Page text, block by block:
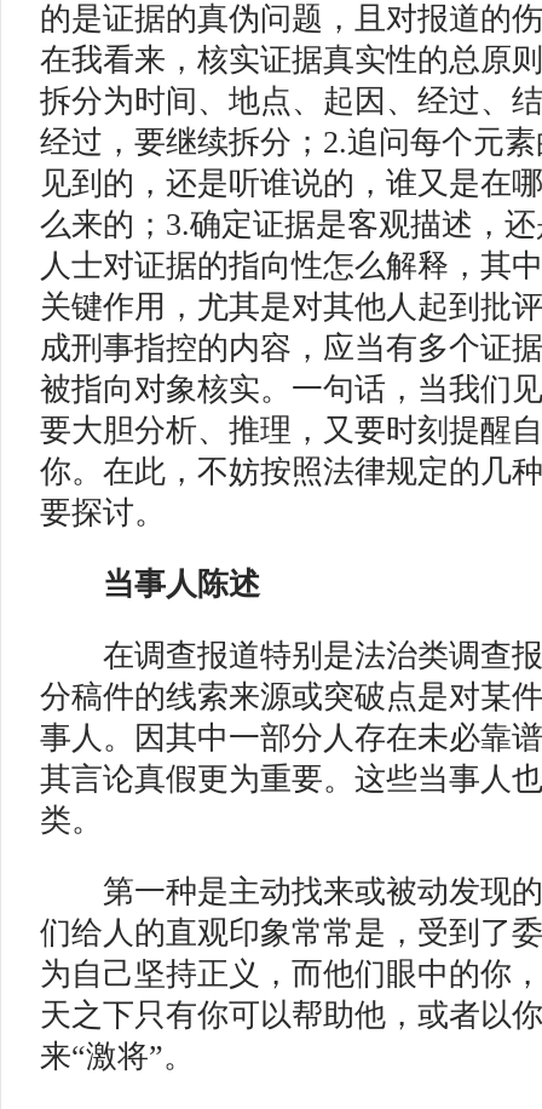
的是证据的真伪问题，且对报道的
在我看来，核实证据真实性的总原
拆分为时间、地点、起因、经过、
经过，要继续拆分；2.追问每个元
见到的，还是听谁说的，谁又是在
么来的；3.确定证据是客观描述，
人士对证据的指向性怎么解释，其
关键作用，尤其是对其他人起到批
成刑事指控的内容，应当有多个证
被指向对象核实。一句话，当我们
要大胆分析、推理，又要时刻提醒
你。在此，不妨按照法律规定的几
要探讨。
当事人陈述
在调查报道特别是法治类调查报
分稿件的线索来源或突破点是对某
事人。因其中一部分人存在未必靠
其言论真假更为重要。这些当事人
类。
第一种是主动找来或被动发现
们给人的直观印象常常是，受到了
为自己坚持正义，而他们眼中的你
天之下只有你可以帮助他，或者以
来“激将”。